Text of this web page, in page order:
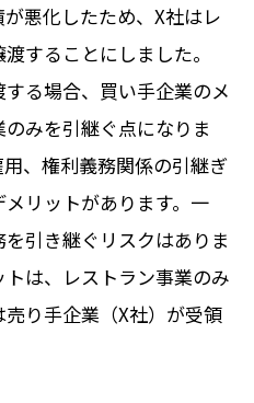
悪化したため、X社はレ
することにしました。
る場合、買い手企業のメ
みを引継ぐ点になりま
、権利義務関係の引継ぎ
リットがあります。一
引き継ぐリスクはありま
は、レストラン事業のみ
り手企業（X社）が受領